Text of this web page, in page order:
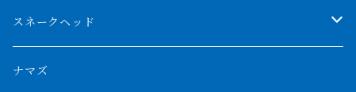
ブルーベースクロスバック
チョッパーレッド
ブルレッド
その他アジアアロワナ
特殊個体
シルバーアロワナ
ニューギニアダトニオ
ギニア
ナイジェリア
ナイルビチャー
ナポレオンビチャー
ビキールビキール
その他淡水エイ
スネークヘッド
チャンナバルカ
ナマズ